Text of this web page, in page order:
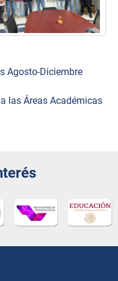
Agosto-Diciembre
las Áreas Académicas